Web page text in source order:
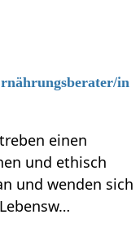
in
einen
und ethisch
und wenden sich